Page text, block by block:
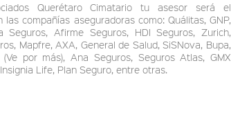
Querétaro Cimatario tu asesor será el
las compañías aseguradoras como: Quálitas, GNP,
Seguros, Afirme Seguros, HDI Seguros, Zurich,
Mapfre, AXA, General de Salud, SiSNova, Bupa,
(Ve por más), Ana Seguros, Seguros Atlas, GMX
Life, Plan Seguro, entre otras.